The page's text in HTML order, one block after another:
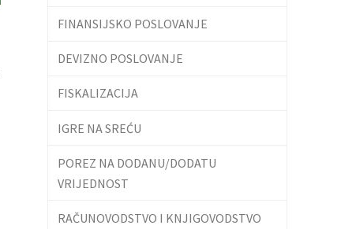
FINANSIJSKO POSLOVANJE
DEVIZNO POSLOVANJE
FISKALIZACIJA
IGRE NA SREĆU
POREZ NA DODANU/DODATU
VRIJEDNOST
RAČUNOVODSTVO I KNJIGOVODSTVO